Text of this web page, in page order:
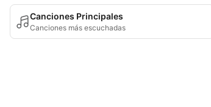
Canciones Principales
Canciones más escuchadas